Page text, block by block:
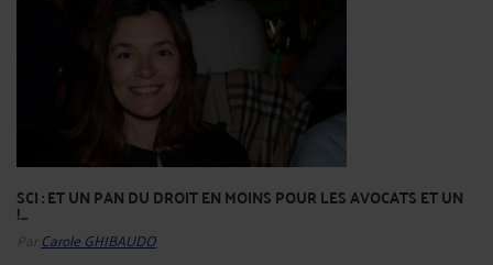
SCI : ET UN PAN DU DROIT EN MOINS POUR LES AVOCATS ET UN
!...
Par Carole GHIBAUDO